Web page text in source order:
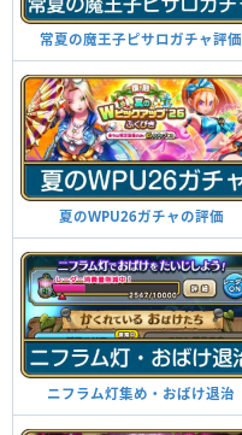
常夏の魔王子ピサロガチャ評価
夏のWPU26ガチャの評価
ニフラム灯集め・おばけ退治